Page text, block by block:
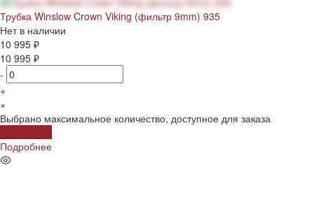
Трубка Winslow Crown Viking (фильтр 9mm) 935
Нет в наличии
10 995 ₽
10 995 ₽
-
+
×
Выбрано максимальное количество, доступное для заказа
Подробнее